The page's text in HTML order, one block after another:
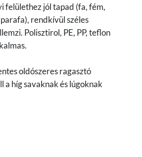
felülethez jól tapad (fa, fém,
rendkívül széles
Polisztirol, PE, PP, teflon
oldószeres ragasztó
a híg savaknak és lúgoknak